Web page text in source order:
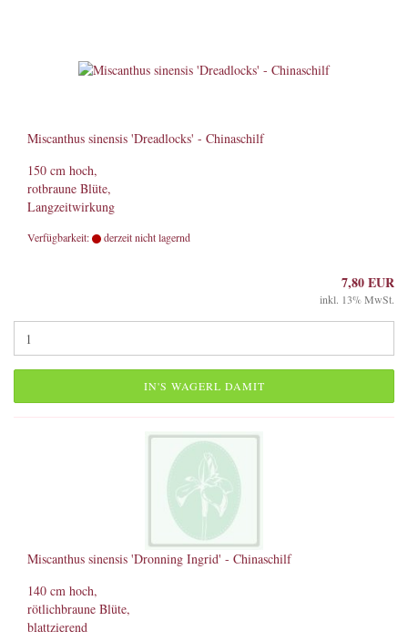
Miscanthus sinensis 'Dreadlocks' - Chinaschilf
150 cm hoch,
rotbraune Blüte,
Langzeitwirkung
Verfügbarkeit: derzeit nicht lagernd
7,80 EUR
inkl. 13% MwSt.
IN'S WAGERL DAMIT
Miscanthus sinensis 'Dronning Ingrid' - Chinaschilf
140 cm hoch,
rötlichbraune Blüte,
blattzierend